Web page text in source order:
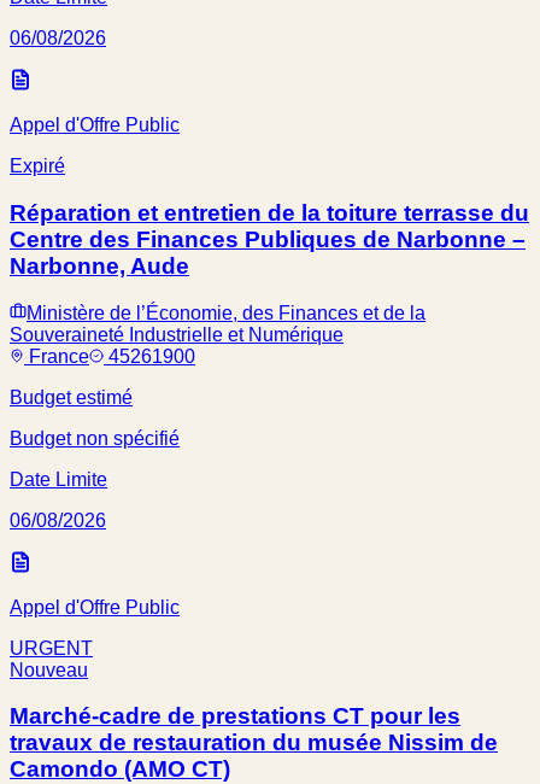
06/08/2026
Appel d'Offre Public
Expiré
Réparation et entretien de la toiture terrasse du
Centre des Finances Publiques de Narbonne –
Narbonne, Aude
Ministère de l’Économie, des Finances et de la
Souveraineté Industrielle et Numérique
France
45261900
Budget estimé
Budget non spécifié
Date Limite
06/08/2026
Appel d'Offre Public
URGENT
Nouveau
Marché-cadre de prestations CT pour les
travaux de restauration du musée Nissim de
Camondo (AMO CT)